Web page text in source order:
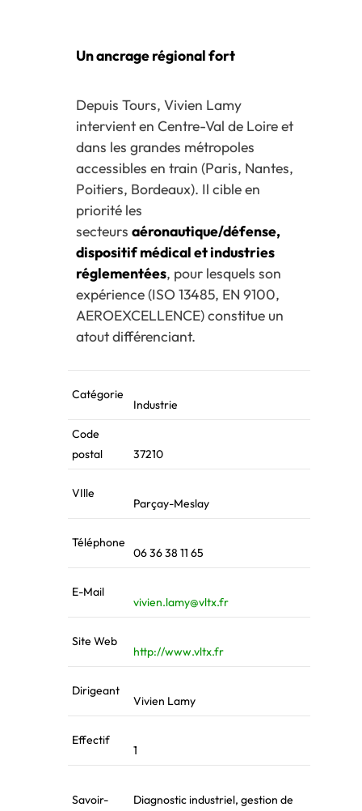
Un ancrage régional fort
Depuis Tours, Vivien Lamy
intervient en Centre-Val de Loire et
dans les grandes métropoles
accessibles en train (Paris, Nantes,
Poitiers, Bordeaux). Il cible en
priorité les
secteurs aéronautique/défense,
dispositif médical et industries
réglementées, pour lesquels son
expérience (ISO 13485, EN 9100,
AEROEXCELLENCE) constitue un
atout différenciant.
Catégorie
Industrie
Code
postal
37210
VIlle
Parçay-Meslay
Téléphone
06 36 38 11 65
E-Mail
vivien.lamy@vltx.fr
Site Web
http://www.vltx.fr
Dirigeant
Vivien Lamy
Effectif
1
Savoir-
Diagnostic industriel, gestion de